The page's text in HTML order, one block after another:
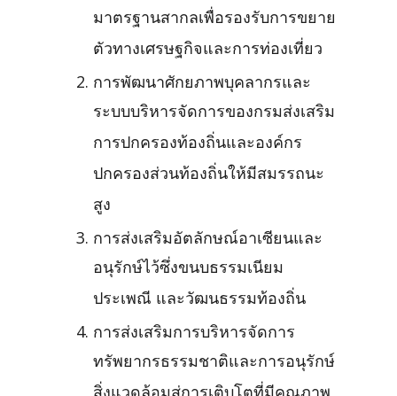
มาตรฐานสากลเพื่อรองรับการขยาย
ตัวทางเศรษฐกิจและการท่องเที่ยว
การพัฒนาศักยภาพบุคลากรและ
ระบบบริหารจัดการของกรมส่งเสริม
การปกครองท้องถิ่นและองค์กร
ปกครองส่วนท้องถิ่นให้มีสมรรถนะ
สูง
การส่งเสริมอัตลักษณ์อาเซียนและ
อนุรักษ์ไว้ซึ่งขนบธรรมเนียม
ประเพณี และวัฒนธรรมท้องถิ่น
การส่งเสริมการบริหารจัดการ
ทรัพยากรธรรมชาติและการอนุรักษ์